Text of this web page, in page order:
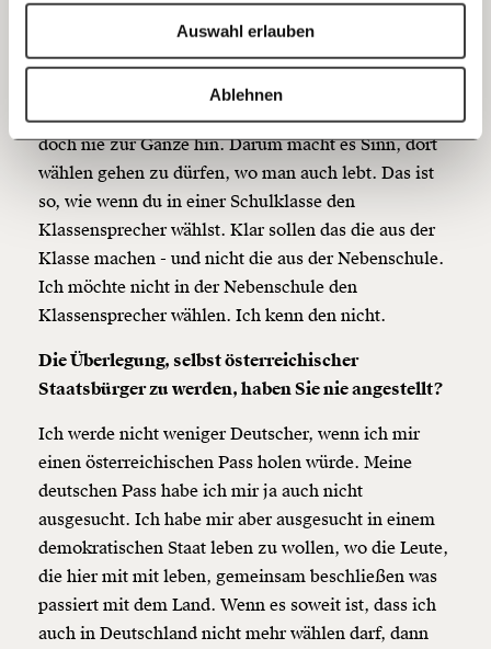
Auswahl erlauben
Ablehnen
Ich spende einmalig
20€ 40€
60€ 100€
150€ €
Ich möchte meine Spende verschenken.
Du erhältst eine E-Mail mit deiner
Geschenkurkunde im PDF-Format, welche Du
ausdrucken oder weiterleiten und verschenken
kannst.
1/3
https://www.moment.at/story/stermann-will-waehlen-ich-will-die-oesterreicher-ja-nicht-aergern/
Wiener. Das ist am ehesten meine Nationalität. Hier
bekomme ich alles mit, was Politik betrifft. Hier
weiß ich genau, wer wofür steht. In Deutschland
muss ich mir das mühsam erarbeiten und kriege das
doch nie zur Gänze hin. Darum macht es Sinn, dort
wählen gehen zu dürfen, wo man auch lebt. Das ist
so, wie wenn du in einer Schulklasse den
Klassensprecher wählst. Klar sollen das die aus der
Klasse machen - und nicht die aus der Nebenschule.
Ich möchte nicht in der Nebenschule den
Klassensprecher wählen. Ich kenn den nicht.
Die Überlegung, selbst österreichischer
Staatsbürger zu werden, haben Sie nie angestellt?
Ich werde nicht weniger Deutscher, wenn ich mir
einen österreichischen Pass holen würde. Meine
deutschen Pass habe ich mir ja auch nicht
ausgesucht. Ich habe mir aber ausgesucht in einem
demokratischen Staat leben zu wollen, wo die Leute,
die hier mit mit leben, gemeinsam beschließen was
passiert mit dem Land. Wenn es soweit ist, dass ich
auch in Deutschland nicht mehr wählen darf, dann